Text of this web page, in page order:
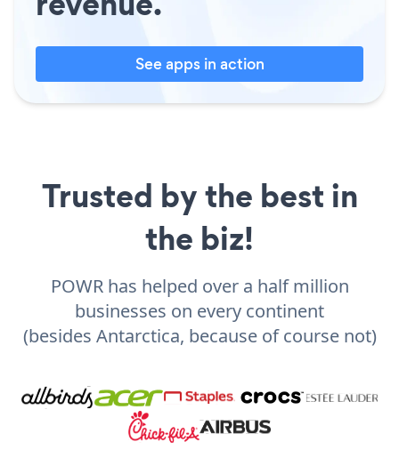
See apps in action
Trusted by the best in
the biz!
POWR has helped over a half million
businesses on every continent
(besides Antarctica, because of course not)